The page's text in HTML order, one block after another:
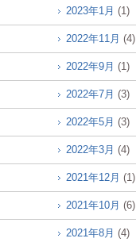
2023年1月 (1)
2022年11月 (4)
2022年9月 (1)
2022年7月 (3)
2022年5月 (3)
2022年3月 (4)
2021年12月 (1)
2021年10月 (6)
2021年8月 (4)